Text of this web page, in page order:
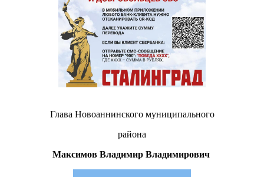
Глава Новоаннинского муниципального
района
Максимов Владимир Владимирович